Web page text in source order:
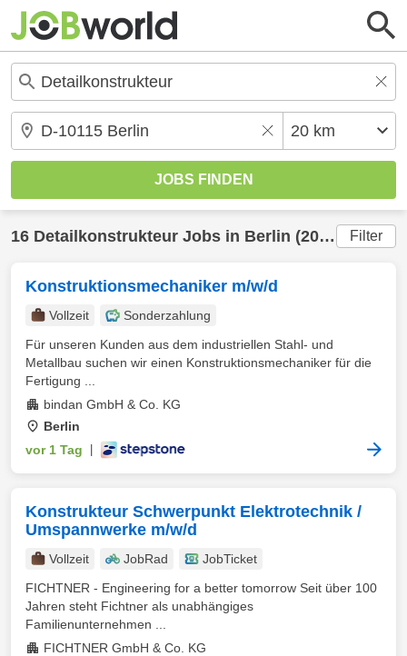
16 Detailkonstrukteur Jobs in Berlin (20 km) gefunden Filter
Konstruktionsmechaniker m/w/d
Vollzeit
Sonderzahlung
Für unseren Kunden aus dem industriellen Stahl- und
Metallbau suchen wir einen Konstruktionsmechaniker für die
Fertigung ...
bindan GmbH & Co. KG
Berlin
vor 1 Tag
Konstrukteur Schwerpunkt Elektrotechnik /
Umspannwerke m/w/d
Vollzeit JobRad
JobTicket
FICHTNER - Engineering for a better tomorrow Seit über 100
Jahren steht Fichtner als unabhängiges
Familienunternehmen ...
FICHTNER GmbH & Co. KG